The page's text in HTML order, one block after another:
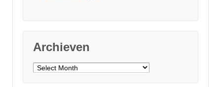
Archieven
Archieven